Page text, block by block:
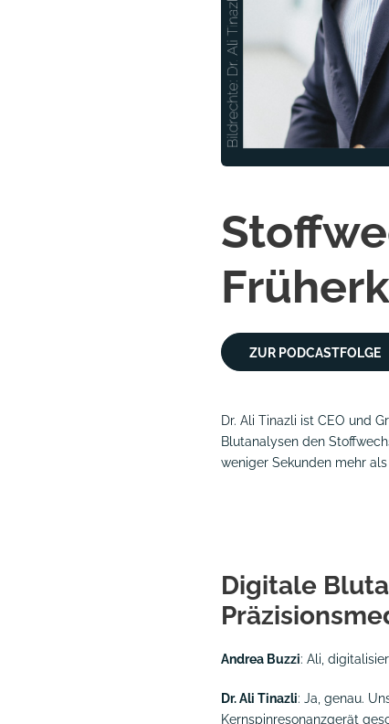
ZUR PODCASTFOLGE
Dr. Ali Tinazli ist CEO und
Blutanalysen den
weniger Sekunden mehr
Digitale
Andrea Buzzi: Ali,
Dr. Ali Tinazli: Ja, genau.
Kernspinresonanzgerät